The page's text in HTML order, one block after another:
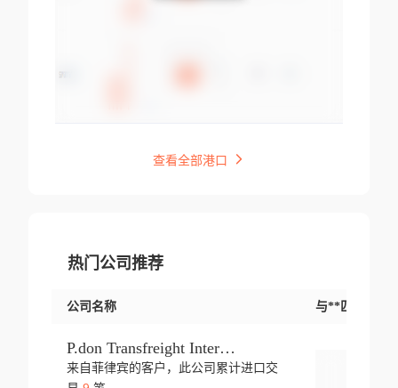
查看全部港口
热门公司推荐
公司名称 与**匹配交易
P.don Transfreight International
来自菲律宾的客户，此公司累计进口交